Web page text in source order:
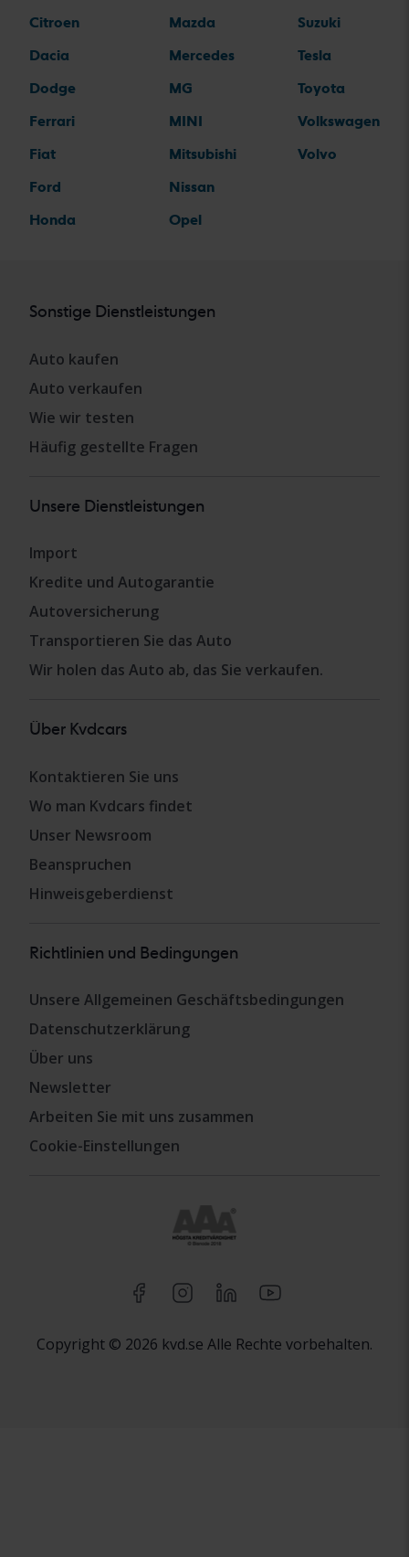
Citroen
Dacia
Dodge
Ferrari
Fiat
Ford
Honda
Mazda
Mercedes
MG
MINI
Mitsubishi
Nissan
Opel
Suzuki
Tesla
Toyota
Volkswagen
Volvo
Sonstige Dienstleistungen
Auto kaufen
Auto verkaufen
Wie wir testen
Häufig gestellte Fragen
Unsere Dienstleistungen
Import
Kredite und Autogarantie
Autoversicherung
Transportieren Sie das Auto
Wir holen das Auto ab, das Sie verkaufen.
Über Kvdcars
Kontaktieren Sie uns
Wo man Kvdcars findet
Unser Newsroom
Beanspruchen
Hinweisgeberdienst
Richtlinien und Bedingungen
Unsere Allgemeinen Geschäftsbedingungen
Datenschutzerklärung
Über uns
Newsletter
Arbeiten Sie mit uns zusammen
Cookie-Einstellungen
Copyright © 2026 kvd.se Alle Rechte vorbehalten.